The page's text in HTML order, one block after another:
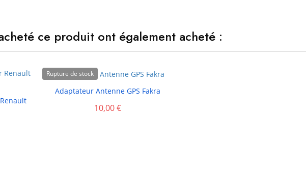
ce produit ont également acheté :
Rupture de stock

Adaptateur Antenne GPS Fakra
10,00 €